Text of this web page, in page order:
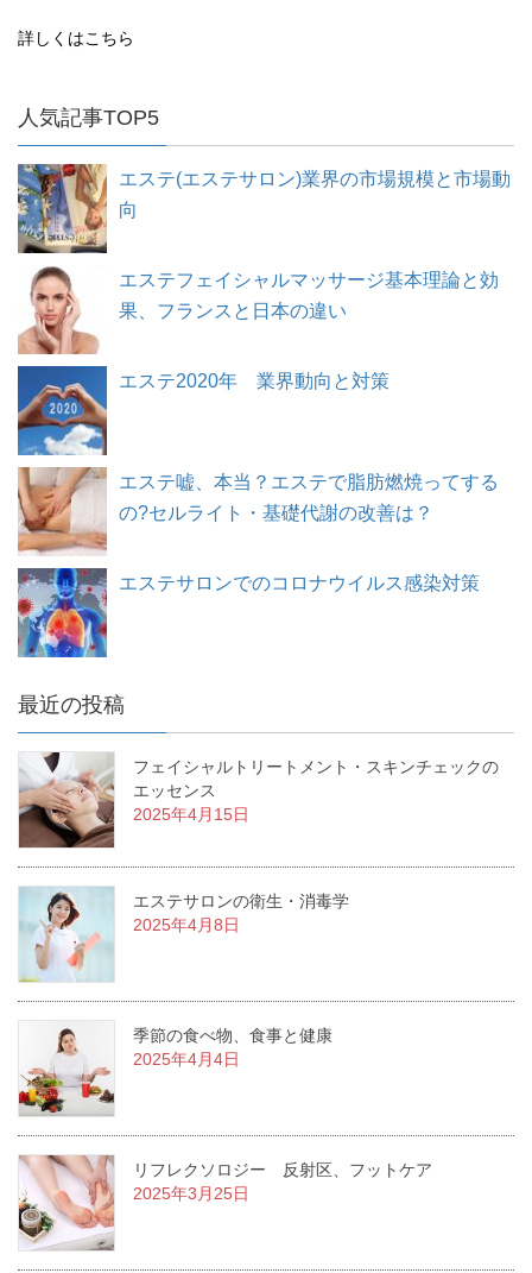
詳しくはこちら
人気記事TOP5
エステ(エステサロン)業界の市場規模と市場動
向
エステフェイシャルマッサージ基本理論と効
果、フランスと日本の違い
エステ2020年 業界動向と対策
エステ嘘、本当？エステで脂肪燃焼ってする
の?セルライト・基礎代謝の改善は？
エステサロンでのコロナウイルス感染対策
最近の投稿
フェイシャルトリートメント・スキンチェックの
エッセンス
2025年4月15日
エステサロンの衛生・消毒学
2025年4月8日
季節の食べ物、食事と健康
2025年4月4日
リフレクソロジー 反射区、フットケア
2025年3月25日